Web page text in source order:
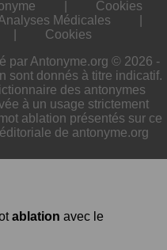
Cookies
Médicales
Cookies
par Antonyme.org © 2026 -
sont donnés à titre indicatif.
des antonymes
à un usage strictement
ablation présentés sur ce
de antonyme.org
ablation avec le